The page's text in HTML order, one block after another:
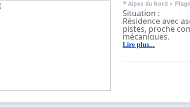
Alpes du Nord >
Situation :
Résidence avec
pistes, proche
mécaniques.
Situation :
Equipements :
Lire plus...